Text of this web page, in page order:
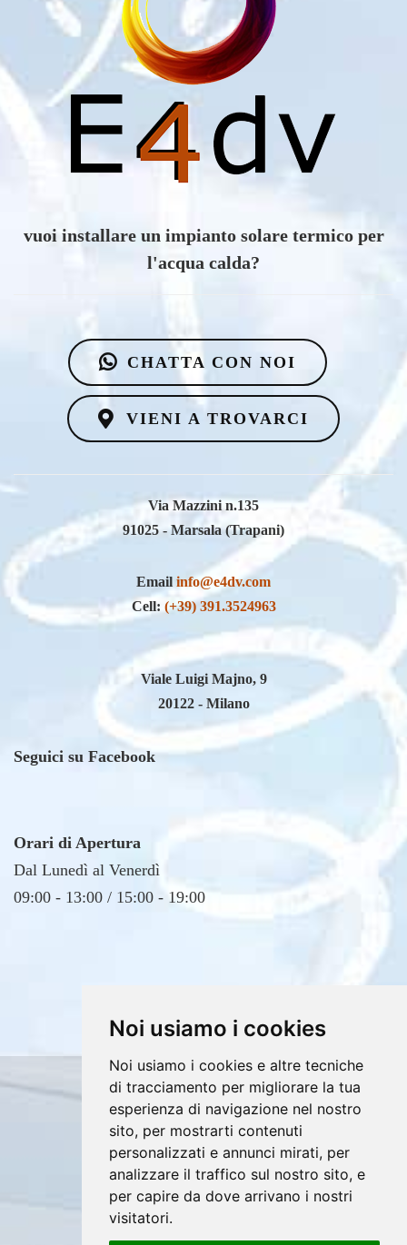
Noi usiamo i cookies
Noi usiamo i cookies e altre tecniche
di tracciamento per migliorare la tua
esperienza di navigazione nel nostro
sito, per mostrarti contenuti
personalizzati e annunci mirati, per
analizzare il traffico sul nostro sito, e
per capire da dove arrivano i nostri
visitatori.
vuoi scoprire i vantaggi di un impianto eolico?
CHATTA CON NOI
VIENI A TROVARCI
Via Mazzini n.135
91025 - Marsala (Trapani)
info@e4dv.com
Cell:(+39) 391.3524963
Viale Luigi Majno, 9
20122 - Milano
Seguici su Facebook
Dal Lunedì al Venerdì
09:00 - 13:00 / 15:00 - 19:00
riservati.
Partita Iva: 02607760812 /
Privacy e Cookie Policy